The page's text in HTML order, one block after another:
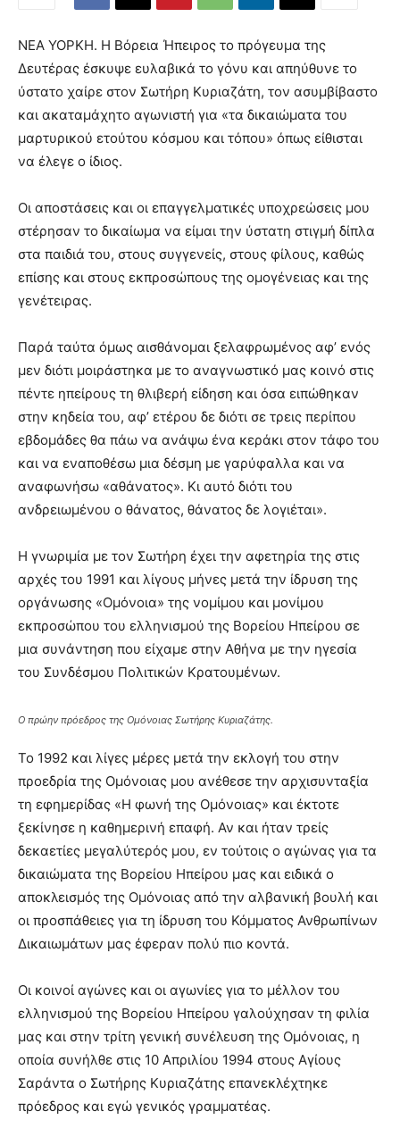
ΝΕΑ ΥΟΡΚΗ. Η Βόρεια Ήπειρος το πρόγευμα της
Δευτέρας έσκυψε ευλαβικά το γόνυ και απηύθυνε το
ύστατο χαίρε στον Σωτήρη Κυριαζάτη, τον ασυμβίβαστο
και ακαταμάχητο αγωνιστή για «τα δικαιώματα του
μαρτυρικού ετούτου κόσμου και τόπου» όπως είθισται
να έλεγε ο ίδιος.
Οι αποστάσεις και οι επαγγελματικές υποχρεώσεις μου
στέρησαν το δικαίωμα να είμαι την ύστατη στιγμή δίπλα
στα παιδιά του, στους συγγενείς, στους φίλους, καθώς
επίσης και στους εκπροσώπους της ομογένειας και της
γενέτειρας.
Παρά ταύτα όμως αισθάνομαι ξελαφρωμένος αφ’ ενός
μεν διότι μοιράστηκα με το αναγνωστικό μας κοινό στις
πέντε ηπείρους τη θλιβερή είδηση και όσα ειπώθηκαν
στην κηδεία του, αφ’ ετέρου δε διότι σε τρεις περίπου
εβδομάδες θα πάω να ανάψω ένα κεράκι στον τάφο του
και να εναποθέσω μια δέσμη με γαρύφαλλα και να
αναφωνήσω «αθάνατος». Κι αυτό διότι του
ανδρειωμένου ο θάνατος, θάνατος δε λογιέται».
Η γνωριμία με τον Σωτήρη έχει την αφετηρία της στις
αρχές του 1991 και λίγους μήνες μετά την ίδρυση της
οργάνωσης «Ομόνοια» της νομίμου και μονίμου
εκπροσώπου του ελληνισμού της Βορείου Ηπείρου σε
μια συνάντηση που είχαμε στην Αθήνα με την ηγεσία
του Συνδέσμου Πολιτικών Κρατουμένων.
Ο πρώην πρόεδρος της Ομόνοιας Σωτήρης Κυριαζάτης.
Το 1992 και λίγες μέρες μετά την εκλογή του στην
προεδρία της Ομόνοιας μου ανέθεσε την αρχισυνταξία
τη εφημερίδας «Η φωνή της Ομόνοιας» και έκτοτε
ξεκίνησε η καθημερινή επαφή. Αν και ήταν τρείς
δεκαετίες μεγαλύτερός μου, εν τούτοις ο αγώνας για τα
δικαιώματα της Βορείου Ηπείρου μας και ειδικά ο
αποκλεισμός της Ομόνοιας από την αλβανική βουλή και
οι προσπάθειες για τη ίδρυση του Κόμματος Ανθρωπίνων
Δικαιωμάτων μας έφεραν πολύ πιο κοντά.
Οι κοινοί αγώνες και οι αγωνίες για το μέλλον του
ελληνισμού της Βορείου Ηπείρου γαλούχησαν τη φιλία
μας και στην τρίτη γενική συνέλευση της Ομόνοιας, η
οποία συνήλθε στις 10 Απριλίου 1994 στους Αγίους
Σαράντα ο Σωτήρης Κυριαζάτης επανεκλέχτηκε
πρόεδρος και εγώ γενικός γραμματέας.